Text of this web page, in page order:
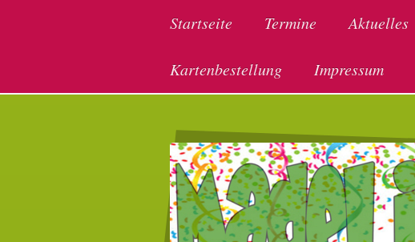
Startseite Termine Aktuelles
Kartenbestellung Impressum